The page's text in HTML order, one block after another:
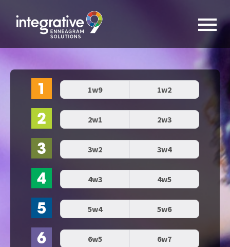
1w9 1w2
2w1 2w3
3w2 3w4
4w3 4w5
5w4 5w6
6w5 6w7